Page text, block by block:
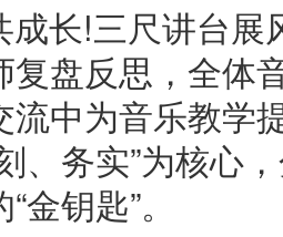
成长!三尺讲台
复盘反思，全体
流中为音乐教学
、务实”为核心
钥匙”。